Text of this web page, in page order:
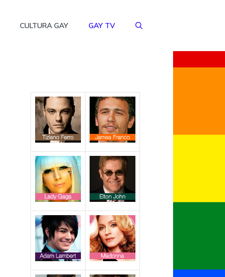
CULTURA GAY GAY TV